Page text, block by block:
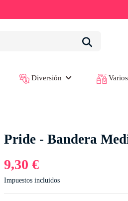
Diversión Varios
Pride - Bandera
9,30 €
Impuestos incluidos